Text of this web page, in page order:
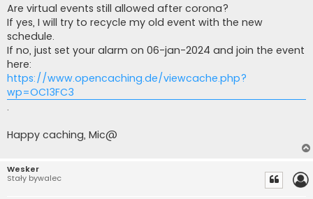
Are virtual events still allowed after corona?
If yes, I will try to recycle my old event with the new
schedule.
If no, just set your alarm on 06-jan-2024 and join the event
here:
https://www.opencaching.de/viewcache.php?
wp=OC13FC3
.
Happy caching, Mic@
Wesker
Stały bywalec